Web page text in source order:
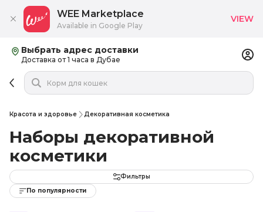
Выбрать адрес доставки
Доставка от 1 часа в Дубае
Красота и здоровье Декоративная косметика
Наборы декоративной
косметики
Фильтры
По популярности
WEE Marketplace
Available in Google Play
VIEW